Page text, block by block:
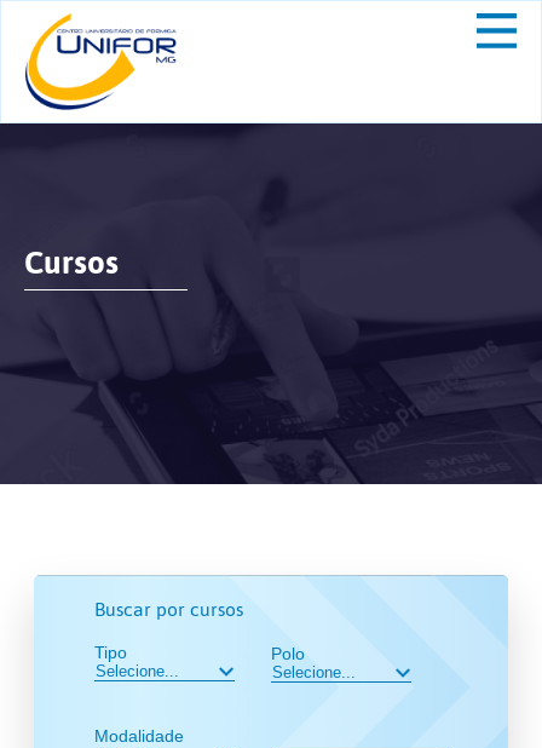
Cursos
Buscar por cursos
Tipo
Modalidade
Polo